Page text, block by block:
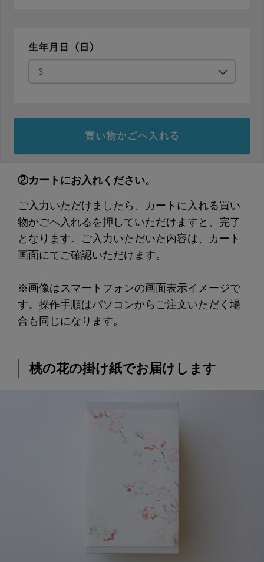
②カートにお入れください。
ご入力いただけましたら、 カートに入れる 買い
物かごへ入れる を押していただけますと、完了
となります。ご入力いただいた内容は、カート
画面にてご確認いただけます。
※画像はスマートフォンの画面表示イメージで
す。操作手順はパソコンからご注文いただく場
合も同じになります。
桃の花の掛け紙でお届けします